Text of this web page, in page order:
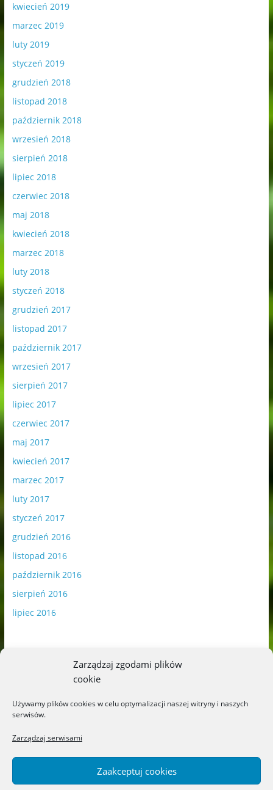
Zarządzaj zgodami plików
cookie
Używamy plików cookies w celu optymalizacji naszej witryny i naszych
serwisów.
Zarządzaj serwisami
Zaakceptuj cookies
kwiecień 2019
marzec 2019
luty 2019
styczeń 2019
grudzień 2018
listopad 2018
październik 2018
wrzesień 2018
sierpień 2018
lipiec 2018
czerwiec 2018
maj 2018
kwiecień 2018
marzec 2018
luty 2018
styczeń 2018
grudzień 2017
listopad 2017
październik 2017
wrzesień 2017
sierpień 2017
lipiec 2017
czerwiec 2017
maj 2017
kwiecień 2017
marzec 2017
luty 2017
styczeń 2017
grudzień 2016
listopad 2016
październik 2016
sierpień 2016
lipiec 2016